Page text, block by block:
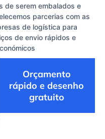
de serem embalados e
parcerias com as
de logística para
de envio rápidos e
Orçamento
rápido e desenho
gratuito